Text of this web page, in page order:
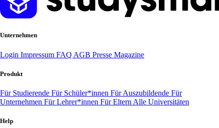
Unternehmen
Login Impressum FAQ AGB Presse Magazine
Produkt
Für Studierende Für Schüler*innen Für Auszubildende Für
Unternehmen Für Lehrer*innen Für Eltern Alle Universitäten
Help